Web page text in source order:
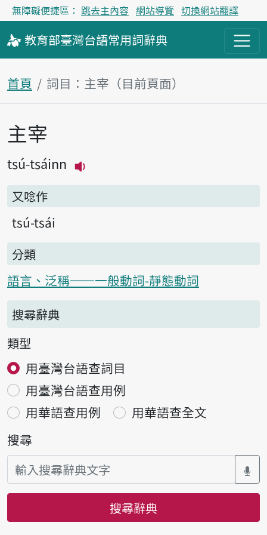
無障礙便捷區： 跳去主內容 網站導覽 切換網站翻譯
教育部臺灣台語常用詞辭典
首頁 詞目：主宰（目前頁面）
主內容區塊
主宰
tsú-tsáinn
又唸作
tsú-tsái
分類
語言、泛稱——一般動詞-靜態動詞
搜尋辭典
類型
用臺灣台語查詞目
用臺灣台語查用例
用華語查用例
用華語查全文
搜尋
搜尋辭典